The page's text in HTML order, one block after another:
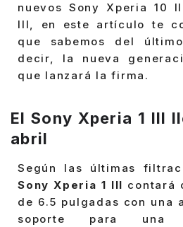
nuevos Sony Xperia 10
III, en este artículo te
que sabemos del
decir, la nueva
que lanzará la firma.
El Sony Xperia 1 III
abril
Según las últimas
Sony Xperia 1 III contará
de 6.5 pulgadas con una
soporte para una